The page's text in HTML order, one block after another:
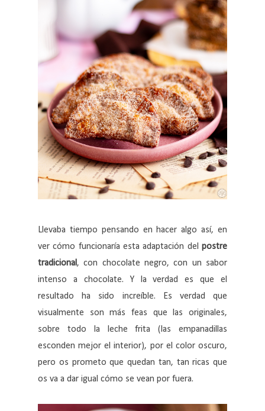
Llevaba tiempo pensando en hacer algo así, en
ver cómo funcionaría esta adaptación del postre
tradicional , con chocolate negro, con un sabor
intenso a chocolate. Y la verdad es que el
resultado ha sido increíble. Es verdad que
visualmente son más feas que las originales,
sobre todo la leche frita (las empanadillas
esconden mejor el interior), por el color oscuro,
pero os prometo que quedan tan, tan ricas que
os va a dar igual cómo se vean por fuera.